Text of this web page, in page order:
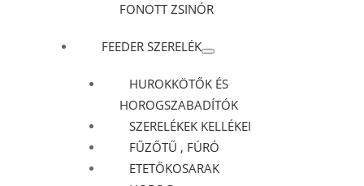
FONOTT ZSINÓR
FEEDER SZERELÉK
HUROKKÖTŐK ÉS
HOROGSZABADÍTÓK
SZERELÉKEK KELLÉKEI
FŰZŐTŰ , FÚRÓ
ETETŐKOSARAK